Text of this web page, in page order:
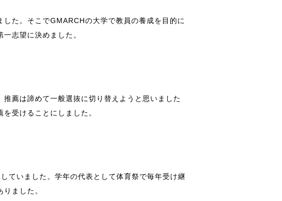
た。そこでGMARCHの大学で教員の養成を目的に
志望に決めました。
薦は諦めて一般選抜に切り替えようと思いました
受けることにしました。
ていました。学年の代表として体育祭で毎年受け継
ました。